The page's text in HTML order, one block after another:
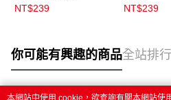
NT$239
NT$239
你可能有興趣的商品全站排行
本網站中使用 cookie，欲查詢有關本網站使